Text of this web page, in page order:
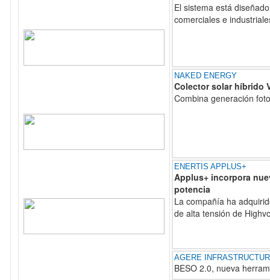
El sistema está
comerciales e
NAKED ENERGY
Colector solar híbrido
Combina generación
ENERTIS APPLUS+
Applus+ incorpora
potencia
La compañía ha
de alta tensión de
AGERE
BESO 2.0, nueva